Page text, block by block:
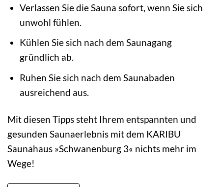
Verlassen Sie die Sauna sofort, wenn Sie sich
unwohl fühlen.
Kühlen Sie sich nach dem Saunagang
gründlich ab.
Ruhen Sie sich nach dem Saunabaden
ausreichend aus.
Mit diesen Tipps steht Ihrem entspannten und
gesunden Saunaerlebnis mit dem KARIBU
Saunahaus »Schwanenburg 3« nichts mehr im
Wege!